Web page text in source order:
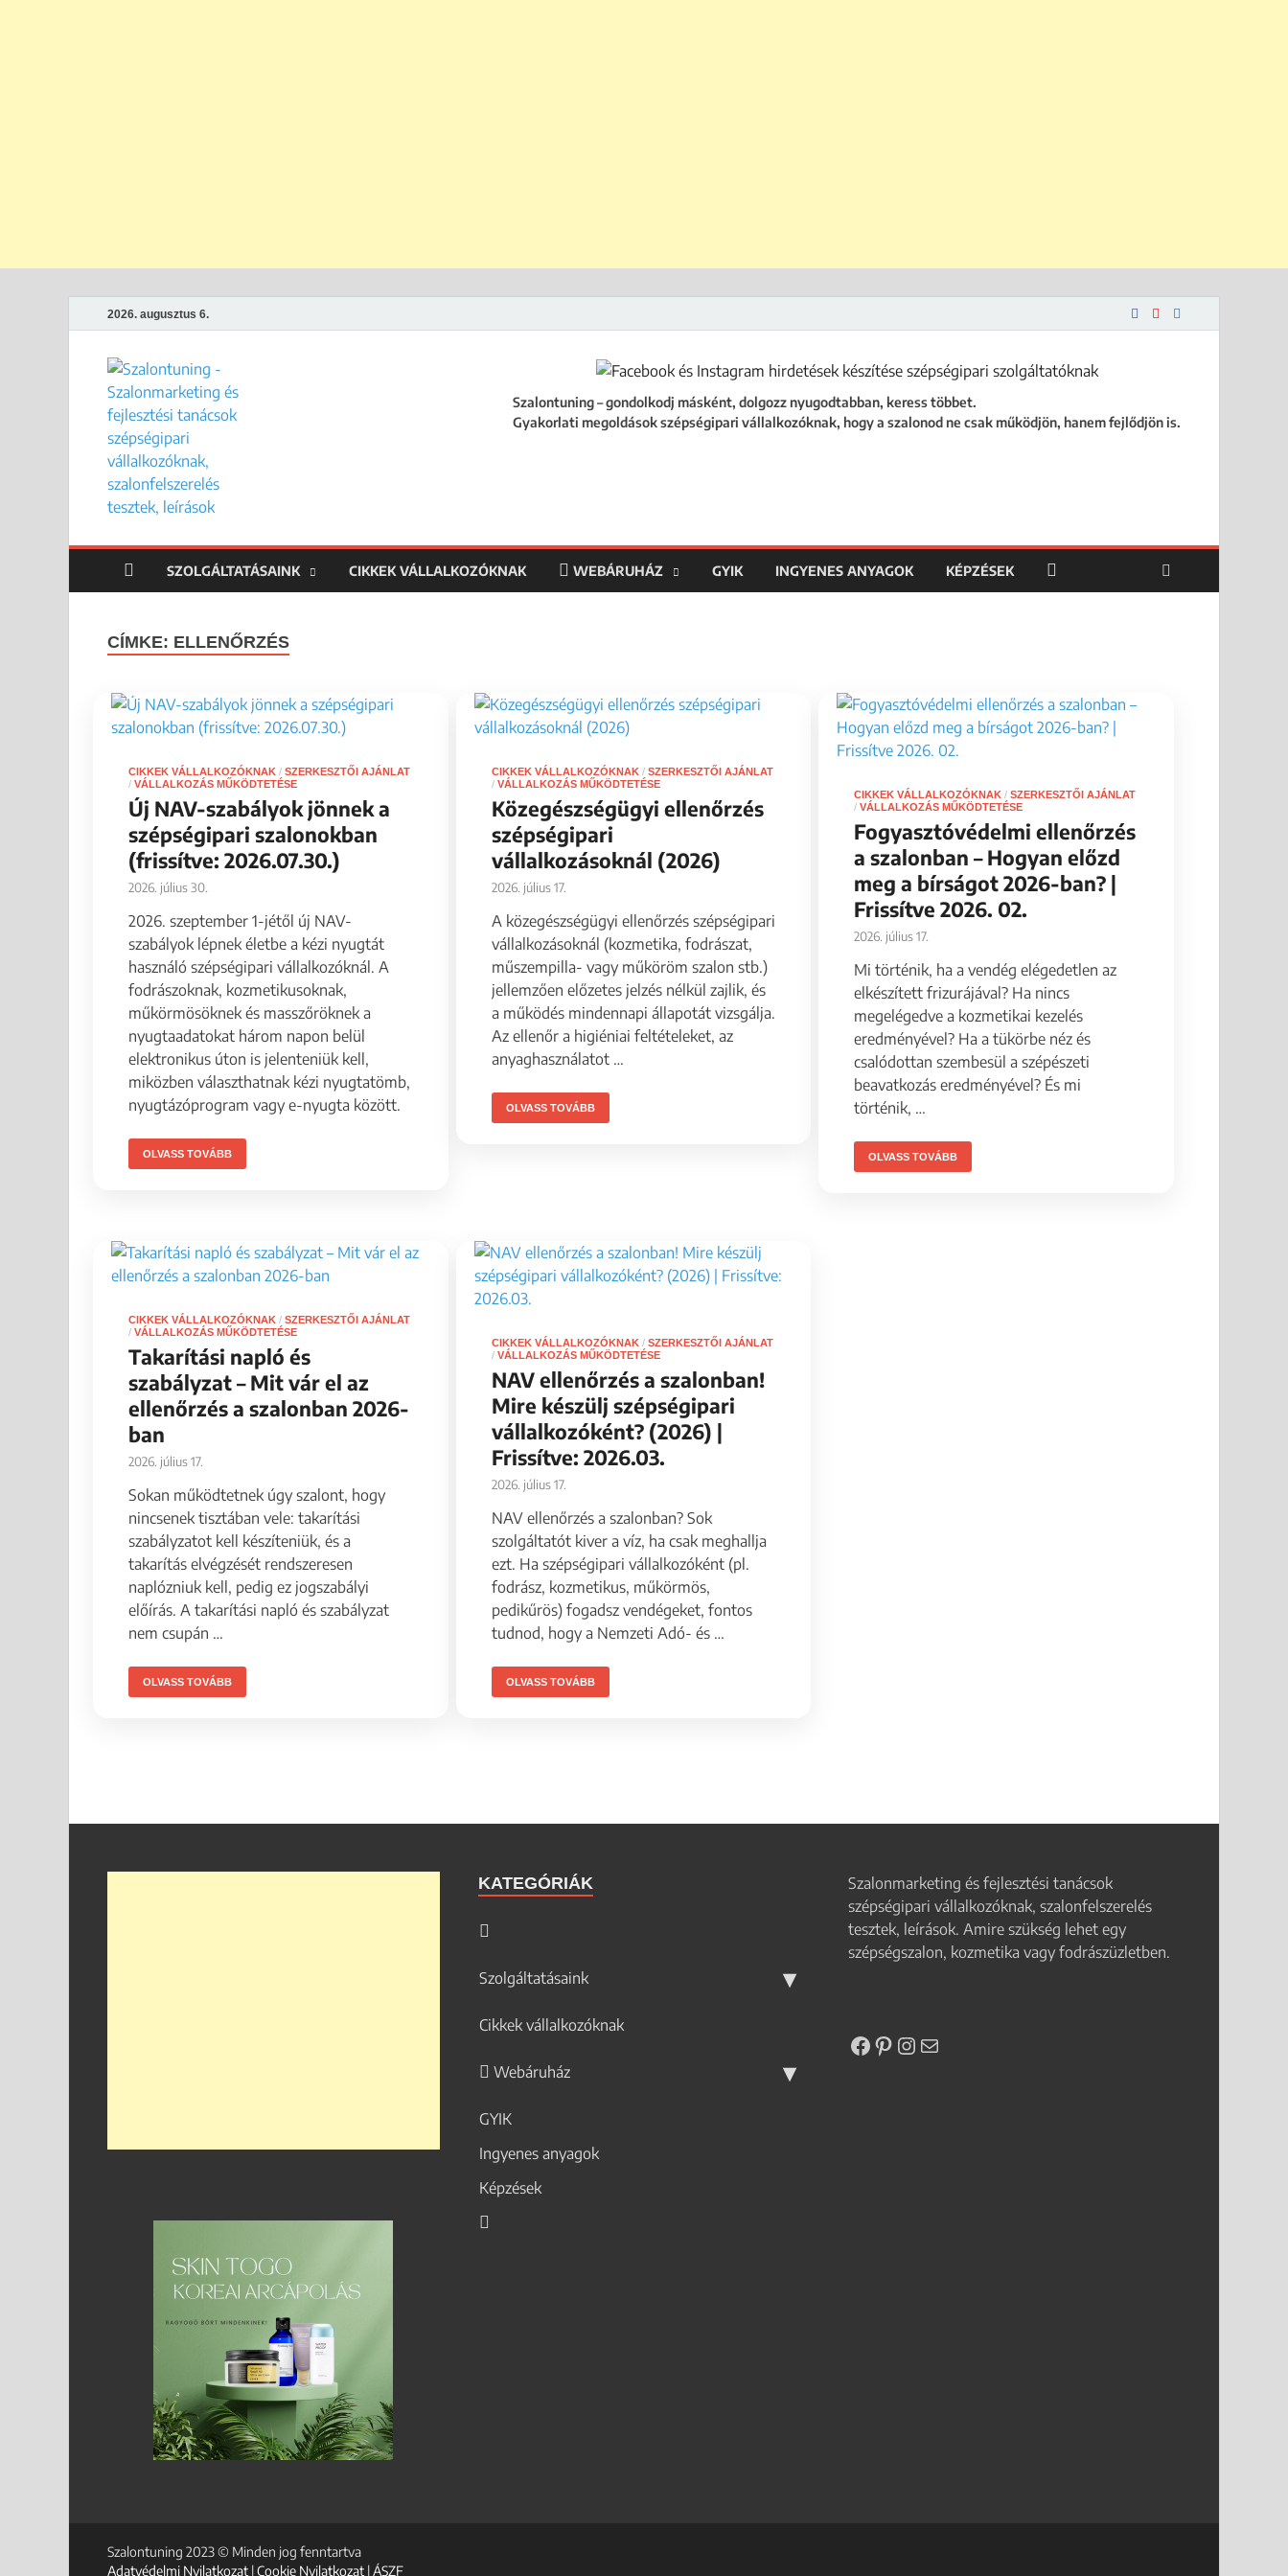
2026. augusztus 6.
Szalontuning – gondolkodj másként, dolgozz nyugodtabban, keress többet.
Gyakorlati megoldások szépségipari vállalkozóknak, hogy a szalonod ne csak működjön, hanem fejlődjön is.
SZOLGÁLTATÁSAINK CIKKEK VÁLLALKOZÓKNAK WEBÁRUHÁZ GYIK INGYENES ANYAGOK KÉPZÉSEK
CÍMKE: ELLENŐRZÉS
CIKKEK VÁLLALKOZÓKNAK / SZERKESZTŐI AJÁNLAT
/ VÁLLALKOZÁS MŰKÖDTETÉSE
Új NAV-szabályok jönnek a
szépségipari szalonokban
(frissítve: 2026.07.30.)
2026. július 30.
2026. szeptember 1-jétől új NAV-
szabályok lépnek életbe a kézi nyugtát
használó szépségipari vállalkozóknál. A
fodrászoknak, kozmetikusoknak,
műkörmösöknek és masszőröknek a
nyugtaadatokat három napon belül
elektronikus úton is jelenteniük kell,
miközben választhatnak kézi nyugtatömb,
nyugtázóprogram vagy e-nyugta között.
OLVASS TOVÁBB
CIKKEK VÁLLALKOZÓKNAK/ SZERKESZTŐI AJÁNLAT
/ VÁLLALKOZÁS MŰKÖDTETÉSE
Közegészségügyi ellenőrzés
szépségipari
vállalkozásoknál (2026)
2026. július 17.
A közegészségügyi ellenőrzés szépségipari
vállalkozásoknál (kozmetika, fodrászat,
műszempilla- vagy műköröm szalon stb.)
jellemzően előzetes jelzés nélkül zajlik, és
a működés mindennapi állapotát vizsgálja.
Az ellenőr a higiéniai feltételeket, az
anyaghasználatot …
OLVASS TOVÁBB
CIKKEK VÁLLALKOZÓKNAK /SZERKESZTŐI AJÁNLAT
/VÁLLALKOZÁS MŰKÖDTETÉSE
Fogyasztóvédelmi ellenőrzés
a szalonban – Hogyan előzd
meg a bírságot 2026-ban? |
Frissítve 2026. 02.
2026. július 17.
Mi történik, ha a vendég elégedetlen az
elkészített frizurájával? Ha nincs
megelégedve a kozmetikai kezelés
eredményével? Ha a tükörbe néz és
csalódottan szembesül a szépészeti
beavatkozás eredményével? És mi
történik, …
OLVASS TOVÁBB
CIKKEK VÁLLALKOZÓKNAK / SZERKESZTŐI AJÁNLAT
/ VÁLLALKOZÁS MŰKÖDTETÉSE
Takarítási napló és
szabályzat – Mit vár el az
ellenőrzés a szalonban 2026-
ban
2026. július 17.
Sokan működtetnek úgy szalont, hogy
nincsenek tisztában vele: takarítási
szabályzatot kell készíteniük, és a
takarítás elvégzését rendszeresen
naplózniuk kell, pedig ez jogszabályi
előírás. A takarítási napló és szabályzat
nem csupán …
OLVASS TOVÁBB
CIKKEK VÁLLALKOZÓKNAK/ SZERKESZTŐI AJÁNLAT
/ VÁLLALKOZÁS MŰKÖDTETÉSE
NAV ellenőrzés a szalonban!
Mire készülj szépségipari
vállalkozóként? (2026) |
Frissítve: 2026.03.
2026. július 17.
NAV ellenőrzés a szalonban? Sok
szolgáltatót kiver a víz, ha csak meghallja
ezt. Ha szépségipari vállalkozóként (pl.
fodrász, kozmetikus, műkörmös,
pedikűrös) fogadsz vendégeket, fontos
tudnod, hogy a Nemzeti Adó- és …
OLVASS TOVÁBB
KATEGÓRIÁK
Szolgáltatásaink
Cikkek vállalkozóknak
Webáruház
GYIK
Ingyenes anyagok
Képzések
Szalonmarketing és fejlesztési tanácsok
szépségipari vállalkozóknak, szalonfelszerelés
tesztek, leírások. Amire szükség lehet egy
szépségszalon, kozmetika vagy fodrászüzletben.
Szalontuning 2023 © Minden jog fenntartva
Adatvédelmi Nyilatkozat |Cookie Nyilatkozat |ÁSZF